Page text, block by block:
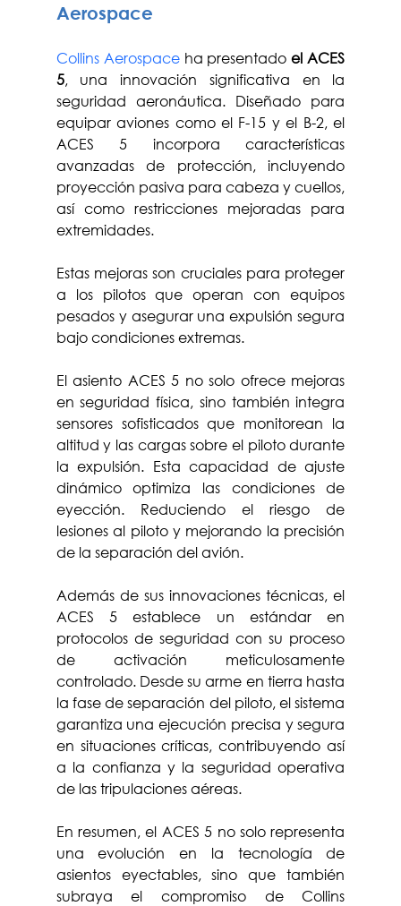
Aerospace
Collins Aerospace ha presentado el ACES
5, una innovación significativa en la
seguridad aeronáutica. Diseñado para
equipar aviones como el F-15 y el B-2, el
ACES 5 incorpora características
avanzadas de protección, incluyendo
proyección pasiva para cabeza y cuellos,
así como restricciones mejoradas para
extremidades.
Estas mejoras son cruciales para proteger
a los pilotos que operan con equipos
pesados y asegurar una expulsión segura
bajo condiciones extremas.
El asiento ACES 5 no solo ofrece mejoras
en seguridad física, sino también integra
sensores sofisticados que monitorean la
altitud y las cargas sobre el piloto durante
la expulsión. Esta capacidad de ajuste
dinámico optimiza las condiciones de
eyección. Reduciendo el riesgo de
lesiones al piloto y mejorando la precisión
de la separación del avión.
Además de sus innovaciones técnicas, el
ACES 5 establece un estándar en
protocolos de seguridad con su proceso
de activación meticulosamente
controlado. Desde su arme en tierra hasta
la fase de separación del piloto, el sistema
garantiza una ejecución precisa y segura
en situaciones críticas, contribuyendo así
a la confianza y la seguridad operativa
de las tripulaciones aéreas.
En resumen, el ACES 5 no solo representa
una evolución en la tecnología de
asientos eyectables, sino que también
subraya el compromiso de Collins